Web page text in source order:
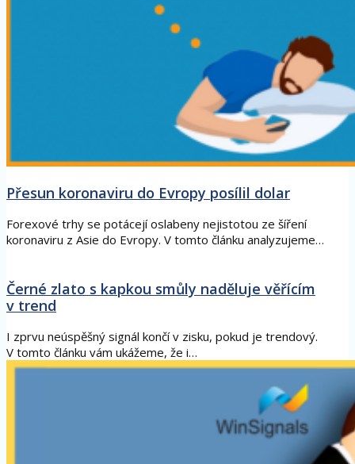
Přesun koronaviru do Evropy posílil dolar
Forexové trhy se potácejí oslabeny nejistotou ze šíření
koronaviru z Asie do Evropy. V tomto článku analyzujeme…
Černé zlato s kapkou smůly naděluje věřícím
v trend
I zprvu neúspěšný signál končí v zisku, pokud je trendový.
V tomto článku vám ukážeme, že i…